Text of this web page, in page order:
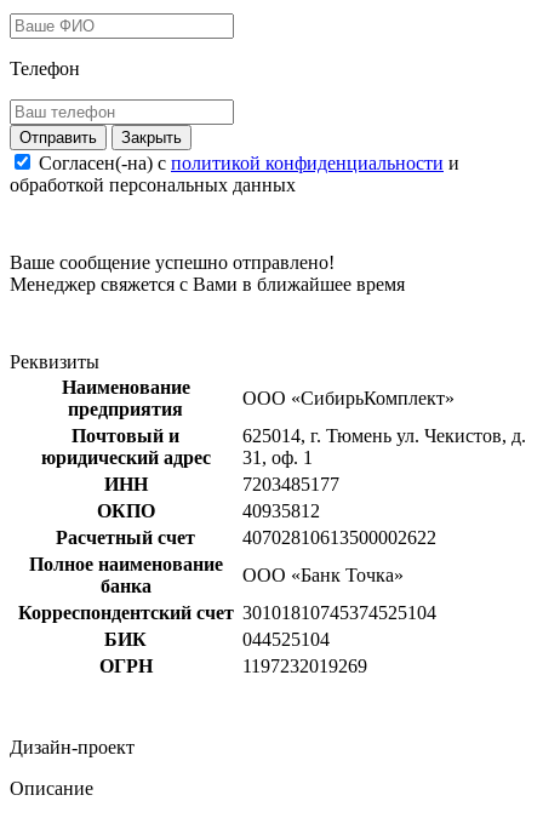
Телефон
Закрыть
Согласен(-на) c политикой конфиденциальности и
обработкой персональных данных
Ваше сообщение успешно отправлено!
Менеджер свяжется с Вами в ближайшее время
Реквизиты
Наименование
предприятия
ООО «СибирьКомплект»
Почтовый и
юридический адрес
625014, г. Тюмень ул. Чекистов, д.
31, оф. 1
ИНН
7203485177
ОКПО
40935812
Расчетный счет
40702810613500002622
Полное наименование
банка
ООО «Банк Точка»
Корреспондентский счет 30101810745374525104
БИК
044525104
ОГРН
1197232019269
Дизайн-проект
Описание